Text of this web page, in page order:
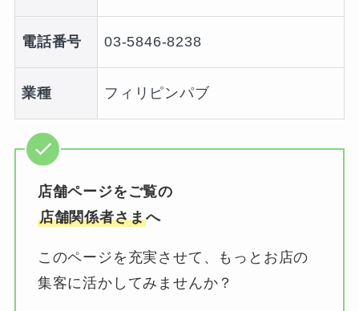
電話番号 03-5846-8238
業種 フィリピンパブ
店舗ページをご覧の
店舗関係者さまへ
このページを充実させて、もっとお店の
集客に活かしてみませんか？